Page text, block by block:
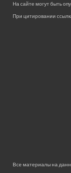
На сайте могут быть
При цитировании
Все материалы на